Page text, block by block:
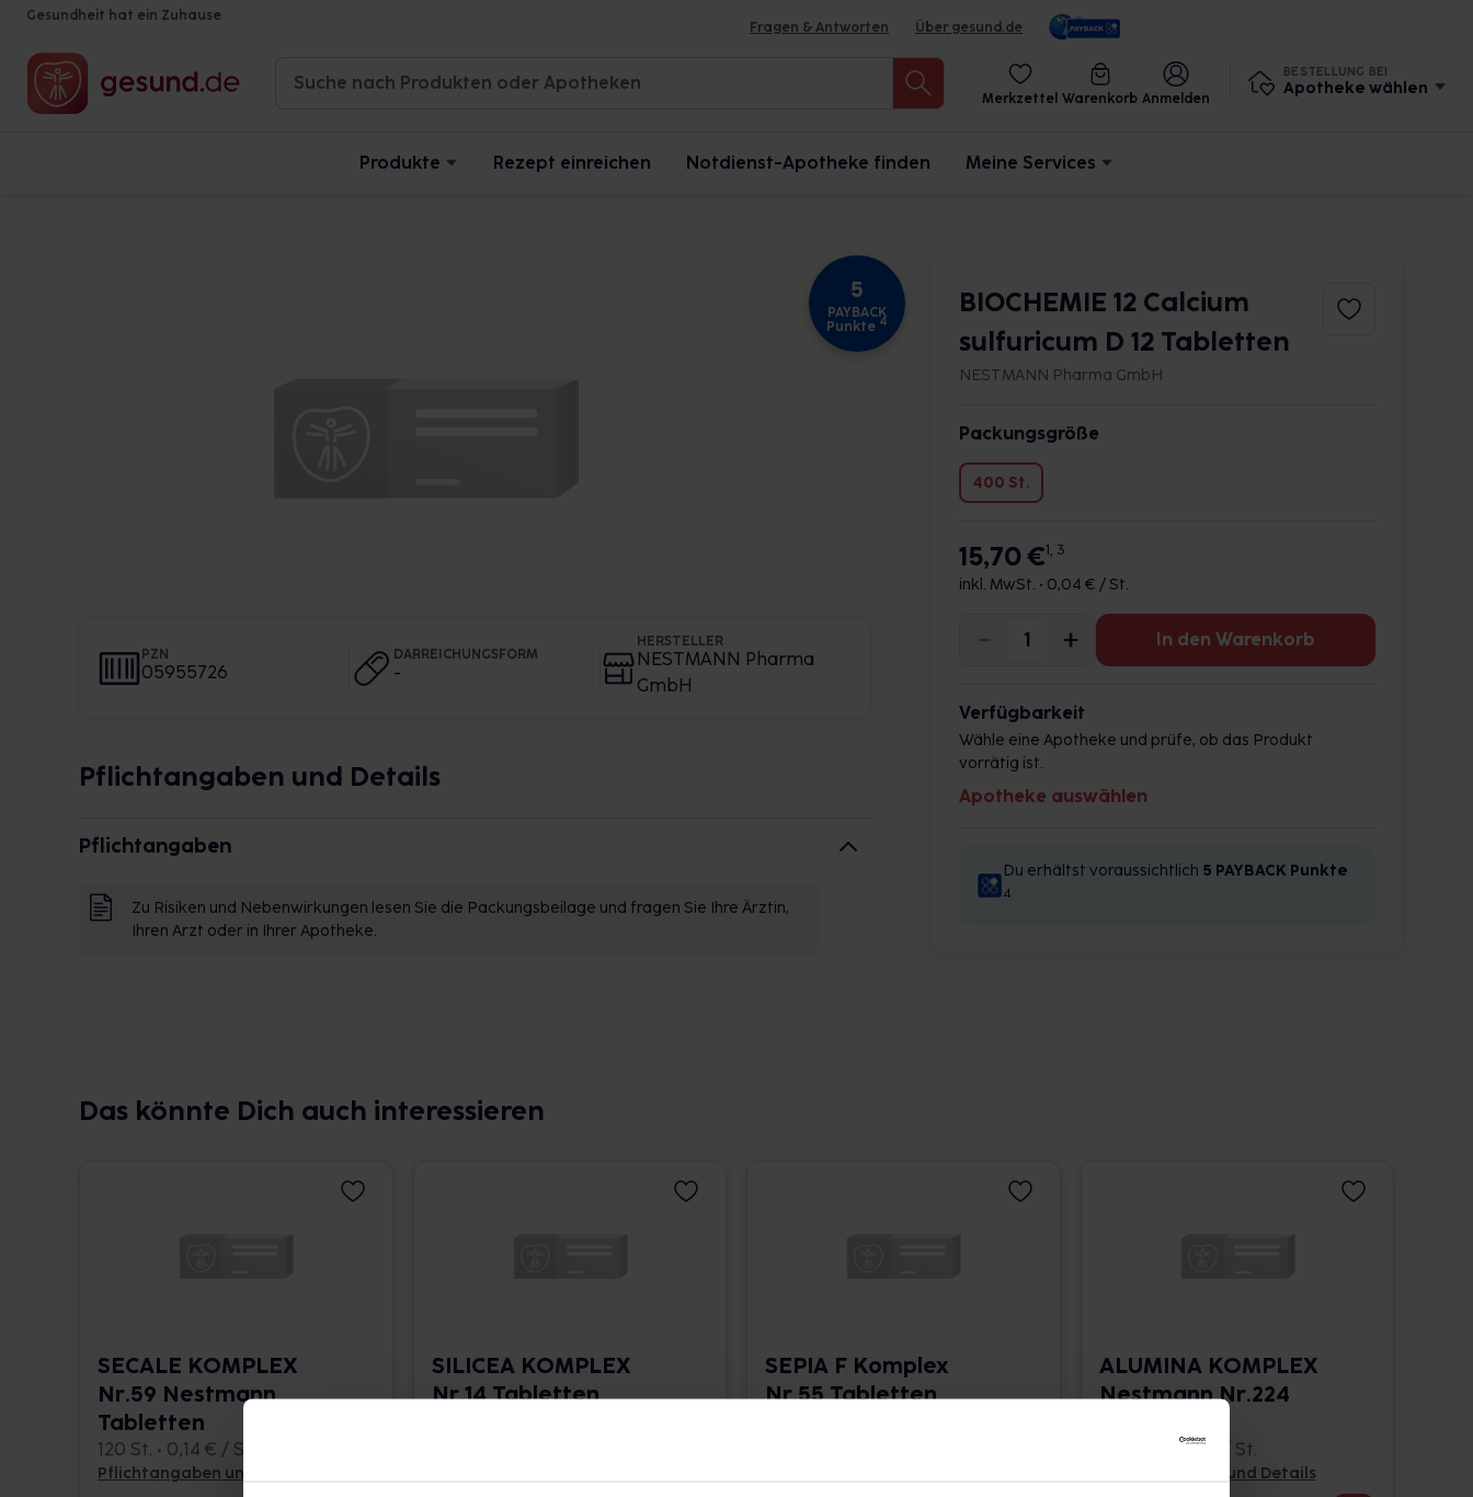
Gesundheit hat ein Zuhause
Fragen & Antworten Über gesund.de
Merkzettel Warenkorb Anmelden
BESTELLUNG BEI
Apotheke wählen
Produkte Rezept einreichen Notdienst-Apotheke finden Meine Services
5
PAYBACK
Punkte 4
PZN
05955726
DARREICHUNGSFORM
-
HERSTELLER
NESTMANN Pharma
GmbH
Pflichtangaben und Details
Pflichtangaben
Zu Risiken und Nebenwirkungen lesen Sie die Packungsbeilage und fragen Sie Ihre Ärztin,
Ihren Arzt oder in Ihrer Apotheke.
BIOCHEMIE 12 Calcium
sulfuricum D 12 Tabletten
NESTMANN Pharma GmbH
Packungsgröße
400 St.
15,70 €1, 3
inkl. MwSt. • 0,04 € / St.
In den Warenkorb
Verfügbarkeit
Wähle eine Apotheke und prüfe, ob das Produkt
vorrätig ist.
Apotheke auswählen
Du erhältst voraussichtlich 5 PAYBACK Punkte
4
Das könnte Dich auch interessieren
SECALE KOMPLEX
Nr.59 Nestmann
Tabletten
120 St. • 0,14 € / St.
Pflichtangaben und Details
SILICEA KOMPLEX
Nr.14 Tabletten
SEPIA F Komplex
Nr.55 Tabletten
ALUMINA KOMPLEX
Nestmann Nr.224
120 St. • 0,14 € / St.
Pflichtangaben und Details